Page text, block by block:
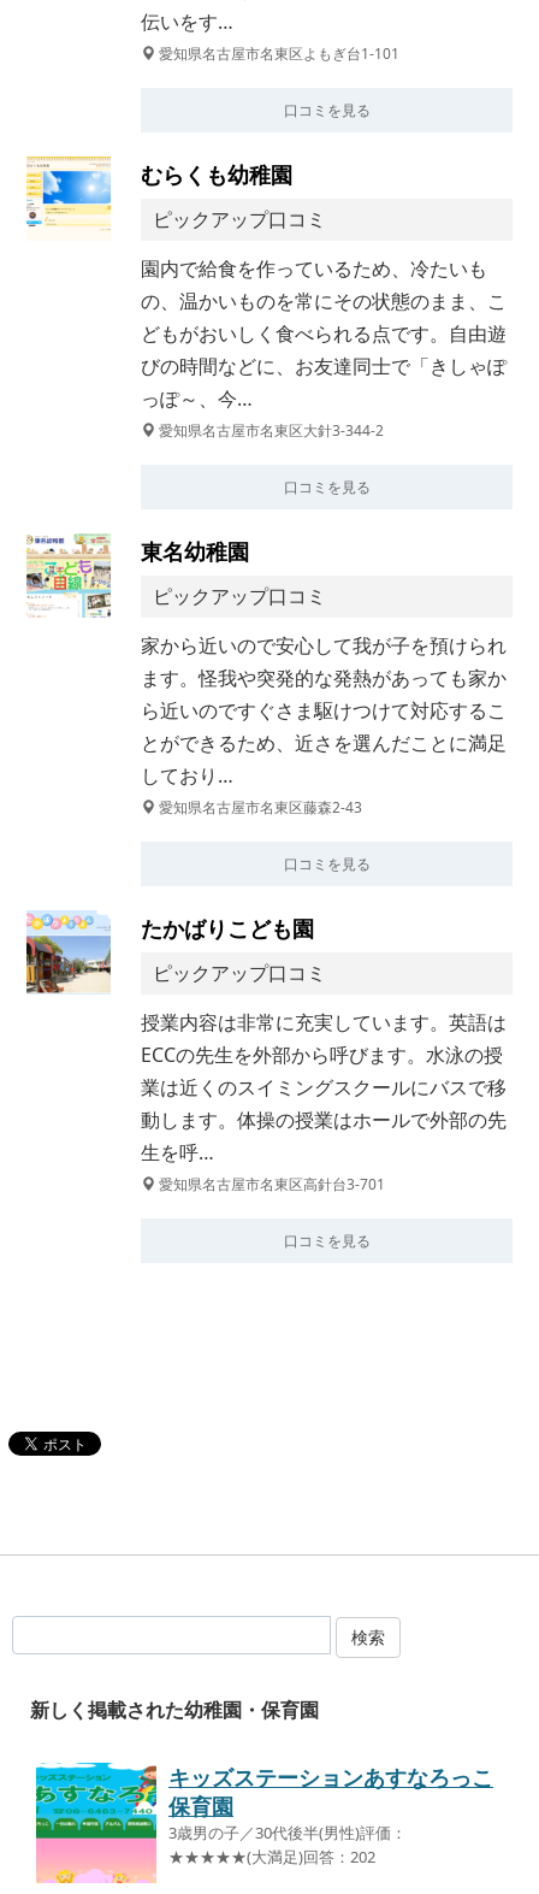
伝いをす…
愛知県名古屋市名東区よもぎ台1-101
口コミを見る
むらくも幼稚園
ピックアップ口コミ
園内で給食を作っているため、冷たいも
の、温かいものを常にその状態のまま、こ
どもがおいしく食べられる点です。自由遊
びの時間などに、お友達同士で「きしゃぽ
っぽ～、今…
愛知県名古屋市名東区大針3-344-2
口コミを見る
東名幼稚園
ピックアップ口コミ
家から近いので安心して我が子を預けられ
ます。怪我や突発的な発熱があっても家か
ら近いのですぐさま駆けつけて対応するこ
とができるため、近さを選んだことに満足
しており…
愛知県名古屋市名東区藤森2-43
口コミを見る
たかばりこども園
ピックアップ口コミ
授業内容は非常に充実しています。英語は
ECCの先生を外部から呼びます。水泳の授
業は近くのスイミングスクールにバスで移
動します。体操の授業はホールで外部の先
生を呼…
愛知県名古屋市名東区高針台3-701
口コミを見る
検索
新しく掲載された幼稚園・保育園
キッズステーションあすなろっこ
保育園
3歳男の子／30代後半(男性)評価：
★★★★★(大満足)回答：202